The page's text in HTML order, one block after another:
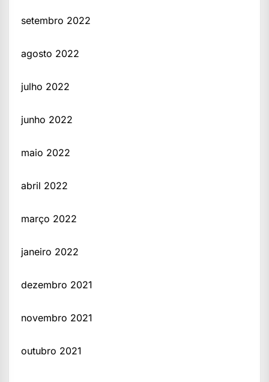
setembro 2022
agosto 2022
julho 2022
junho 2022
maio 2022
abril 2022
março 2022
janeiro 2022
dezembro 2021
novembro 2021
outubro 2021